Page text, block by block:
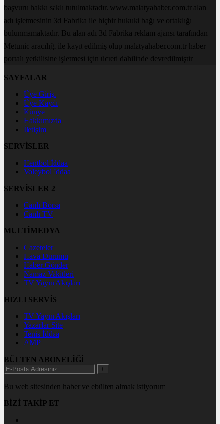
başvuru hakkı saklı tutulmaktadır. www.malatyahaber.com.tr alan
adı işletmesinin 3d Fabrika ile hiçbir hukuki bağı ve ortaklığı
bulunmamaktadır. Bu alan adı 3d Fabrika reklam ajansı tarafından
Metunic aracılığı ile kayıt edilmiş olup malatyahaber.com.tr haber
portalı yetkilisine işletmesi için ücreti dahilinde devredilmiştir.
SAYFALAR
Üye Girişi
Üye Kaydı
Künye
Hakkımızda
İletişim
SERVİSLER
Hentbol İddaa
Voleybol İddaa
SERVİSLER 2
Canlı Borsa
Canlı TV
MULTİMEDYA
Gazeteler
Hava Durumu
Haber Gönder
Namaz Vakitleri
TV Yayın Akışları
HIZLI SERVİS
TV Yayın Akışları
Yazarlar Site
Tenis İddaa
AMP
BÜLTEN ABONELİĞİ
+
Bu web sitesinden haber ve ebülten almak istiyorum
BİZİ TAKİP ET